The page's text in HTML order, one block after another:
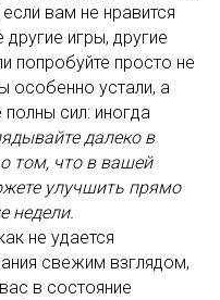
вам не нравится
игры, другие
попробуйте просто не
особенно устали, а
сил: иногда
далеко в
том, что в вашей
улучшить прямо
недели.
не удается
свежим взглядом,
в состояние